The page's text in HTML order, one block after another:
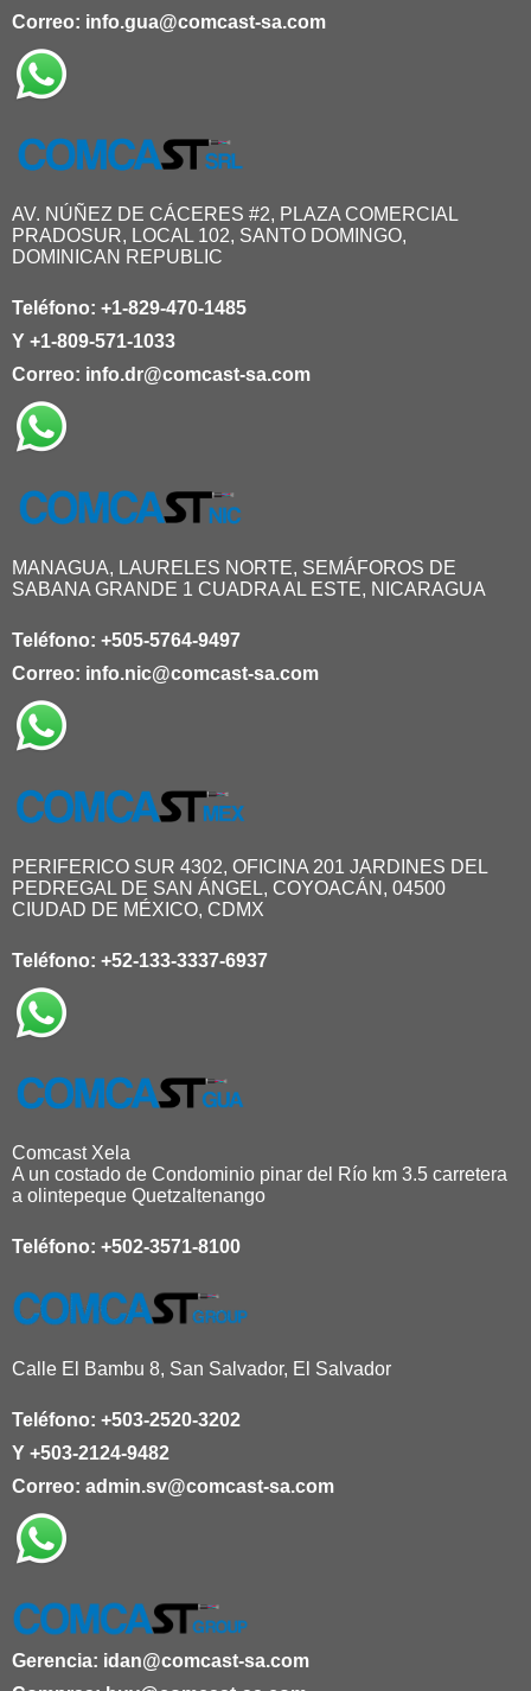
Correo: info.gua@comcast-sa.com
AV. NÚÑEZ DE CÁCERES #2, PLAZA COMERCIAL
PRADOSUR, LOCAL 102, SANTO DOMINGO,
DOMINICAN REPUBLIC
Teléfono: +1-829-470-1485
Y +1-809-571-1033
Correo: info.dr@comcast-sa.com
MANAGUA, LAURELES NORTE, SEMÁFOROS DE
SABANA GRANDE 1 CUADRA AL ESTE, NICARAGUA
Teléfono: +505-5764-9497
Correo: info.nic@comcast-sa.com
PERIFERICO SUR 4302, OFICINA 201 JARDINES DEL
PEDREGAL DE SAN ÁNGEL, COYOACÁN, 04500
CIUDAD DE MÉXICO, CDMX
Teléfono: +52-133-3337-6937
Comcast Xela
A un costado de Condominio pinar del Río km 3.5 carretera
a olintepeque Quetzaltenango
Teléfono: +502-3571-8100
Calle El Bambu 8, San Salvador, El Salvador
Teléfono: +503-2520-3202
Y +503-2124-9482
Correo: admin.sv@comcast-sa.com
Gerencia: idan@comcast-sa.com